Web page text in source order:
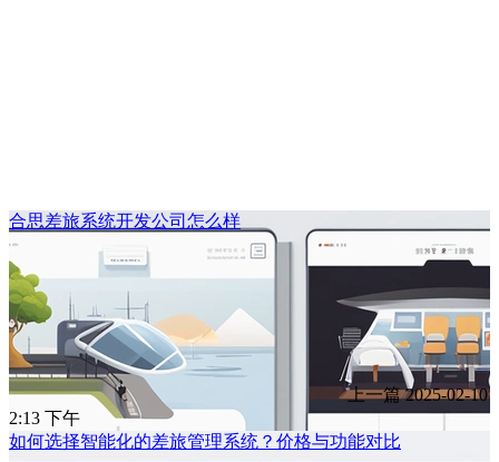
合思差旅系统开发公司怎么样
上一篇 2025-02-10
2:13 下午
如何选择智能化的差旅管理系统？价格与功能对比